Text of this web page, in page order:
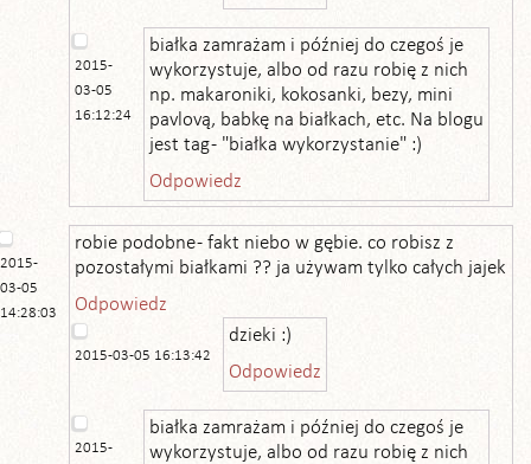
2015-
03-05
16:12:24
białka zamrażam i później do czegoś je
wykorzystuje, albo od razu robię z nich
np. makaroniki, kokosanki, bezy, mini
pavlovą, babkę na białkach, etc. Na blogu
jest tag - "białka wykorzystanie" :)
Odpowiedz
2015-
03-05
14:28:03
robie podobne - fakt niebo w gębie. co robisz z
pozostałymi białkami ?? ja używam tylko całych jajek
Odpowiedz
2015-03-05 16:13:42
dzieki :)
Odpowiedz
2015-
białka zamrażam i później do czegoś je
wykorzystuje, albo od razu robię z nich